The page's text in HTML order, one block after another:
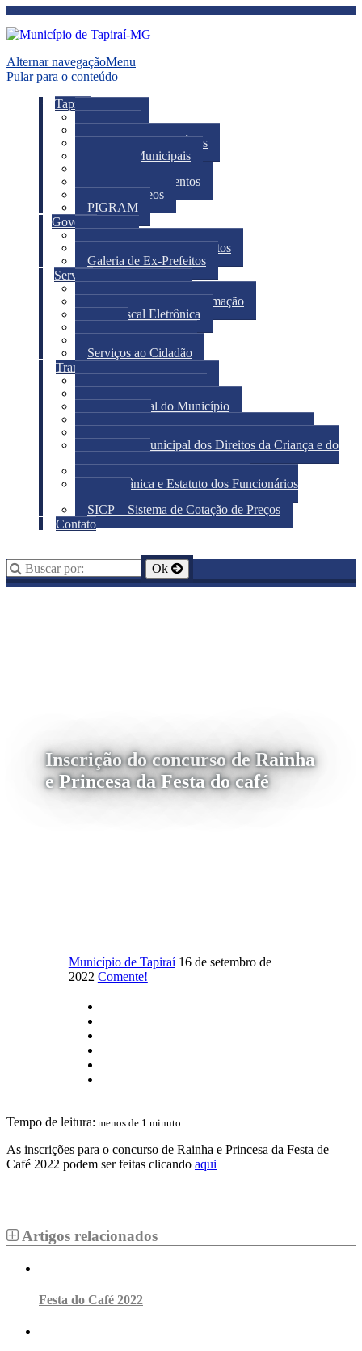
Alternar navegaçãoMenu
Pular para o conteúdo
Tapiraí
Telefones e Links Úteis
Feriados Municipais
Calendário de eventos
Fotos e Vídeos
PIGRAM
Governo
Secretarias e Departamentos
Galeria de Ex-Prefeitos
Serviço
Pedido de acesso a informação
Nota Fiscal Eletrônica
Serviços ao Cidadão
Transparência
Diário Oficial do Município
Conselho Municipal dos Direitos da Criança e do
Lei Orgânica e Estatuto dos Funcionários
SICP – Sistema de Cotação de Preços
Contato
Inscrição do concurso de Rainha
e Princesa da Festa do café
Município de Tapiraí 16 de setembro de
2022 Comente!
Tempo de leitura: menos de 1 minuto
As inscrições para o concurso de Rainha e Princesa da Festa de
Café 2022 podem ser feitas clicando aqui
Artigos relacionados
Festa do Café 2022